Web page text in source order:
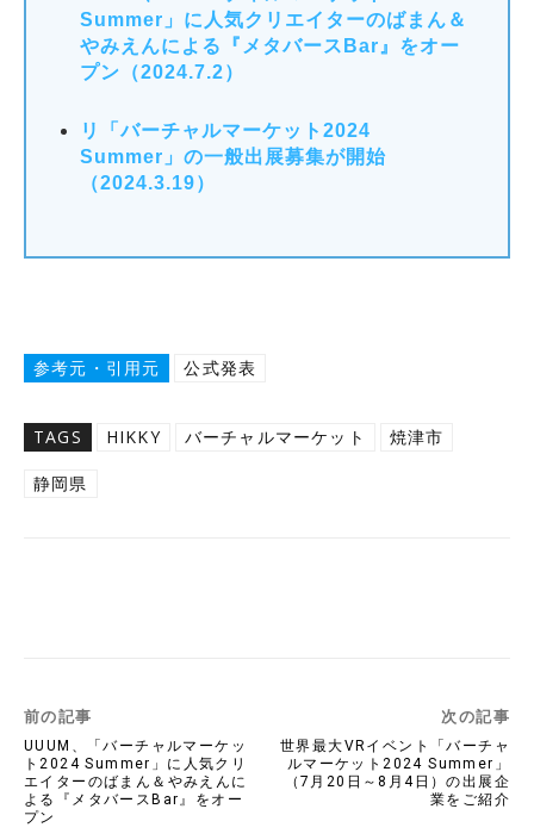
Summer」に人気クリエイターのばまん＆
やみえんによる『メタバースBar』をオー
プン（2024.7.2）
リ「バーチャルマーケット2024
Summer」の一般出展募集が開始
（2024.3.19）
参考元・引用元 公式発表
TAGS HIKKY バーチャルマーケット 焼津市
静岡県
前の記事
UUUM、「バーチャルマーケッ
ト2024 Summer」に人気クリ
エイターのばまん＆やみえんに
よる『メタバースBar』をオー
プン
次の記事
世界最大VRイベント「バーチャ
ルマーケット2024 Summer」
（7月20日～8月4日）の出展企
業をご紹介